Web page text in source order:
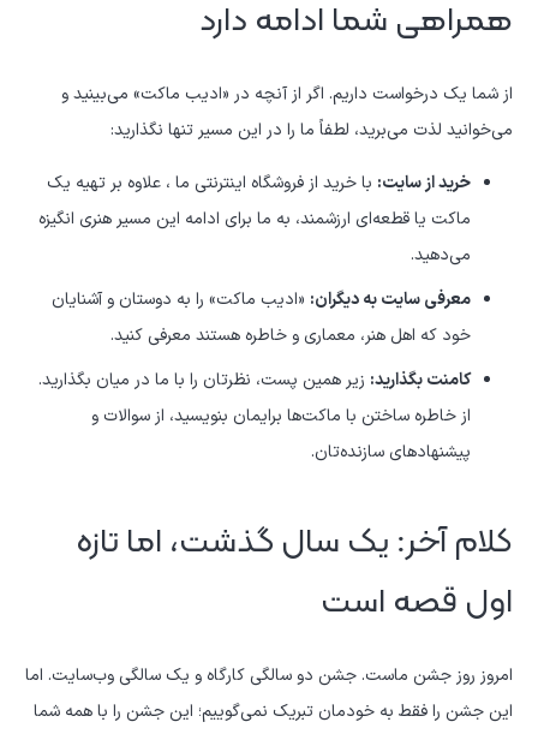
همراهی شما ادامه دارد
از شما یک درخواست داریم. اگر از آنچه در «ادیب ماکت» می‌بینید و
می‌خوانید لذت می‌برید، لطفاً ما را در این مسیر تنها نگذارید:
خرید از سایت: با خرید از فروشگاه اینترنتی ما ، علاوه بر تهیه یک
ماکت یا قطعه‌ای ارزشمند، به ما برای ادامه این مسیر هنری انگیزه
می‌دهید.
معرفی سایت به دیگران: «ادیب ماکت» را به دوستان و آشنایان
خود که اهل هنر، معماری و خاطره هستند معرفی کنید.
کامنت بگذارید: زیر همین پست، نظرتان را با ما در میان بگذارید.
از خاطره ساختن با ماکت‌ها برایمان بنویسید، از سوالات و
پیشنهادهای سازنده‌تان.
کلام آخر: یک سال گذشت، اما تازه
اول قصه است
امروز روز جشن ماست. جشن دو سالگی کارگاه و یک سالگی وب‌سایت. اما
این جشن را فقط به خودمان تبریک نمی‌گوییم؛ این جشن را با همه شما